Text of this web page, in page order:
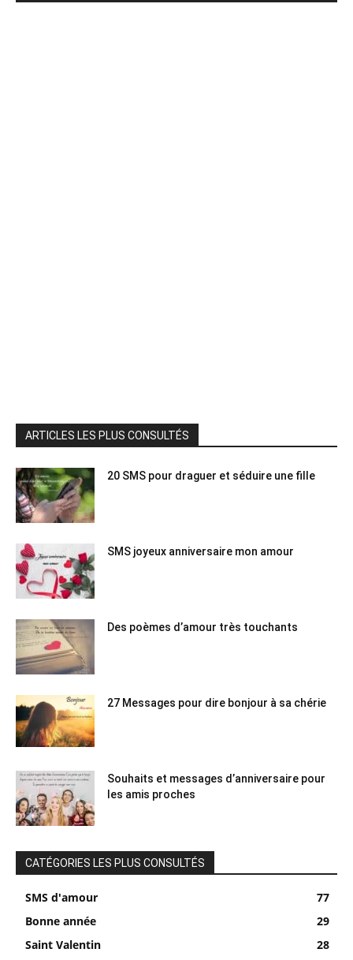
ARTICLES LES PLUS CONSULTÉS
20 SMS pour draguer et séduire une fille
SMS joyeux anniversaire mon amour
Des poèmes d’amour très touchants
27 Messages pour dire bonjour à sa chérie
Souhaits et messages d’anniversaire pour
les amis proches
CATÉGORIES LES PLUS CONSULTÉS
SMS d'amour
77
Bonne année
29
Saint Valentin
28